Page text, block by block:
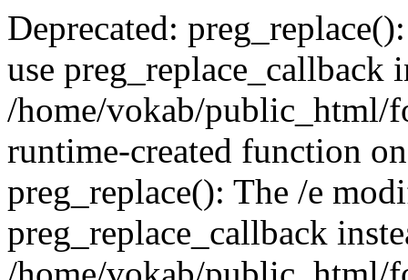
Deprecated:
use preg_replace_callback
/home/vokab/public_html/
runtime-created function
preg_replace(): The /e
preg_replace_callback